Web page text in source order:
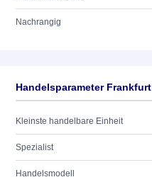
Nachrangig
Handelsparameter Frankfurt
Kleinste handelbare Einheit
Spezialist
Handelsmodell